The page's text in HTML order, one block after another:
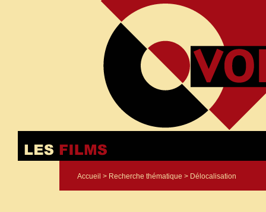
Accueil > Recherche thématique > Délocalisation